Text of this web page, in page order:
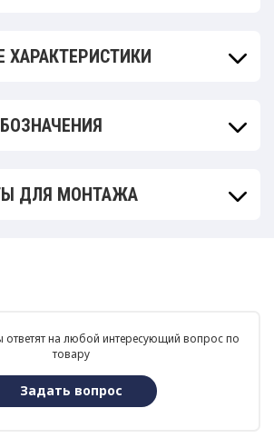
ХАРАКТЕРИСТИКИ
ДЛЯ МОНТАЖА
ответят на любой интересующий вопрос по
товару
Задать вопрос